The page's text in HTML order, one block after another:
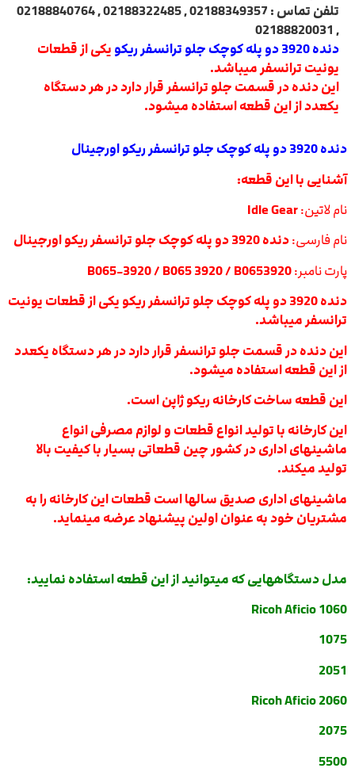
تلفن تماس : 02188349357 , 02188322485 , 02188840764
, 02188820031
دنده 3920 دو پله کوچک جلو ترانسفر ریکو
یکی از قطعات
یونیت ترانسفر میباشد.
این دنده در قسمت جلو ترانسفر قرار دارد در هر دستگاه
یکعدد از این قطعه استفاده میشود.
دنده 3920 دو پله کوچک جلو ترانسفر ریکو اورجینال
آشنایی با این قطعه:
نام لاتین:Idle Gear
نام فارسی:دنده 3920 دو پله کوچک جلو ترانسفر ریکو اورجینال
پارت نامبر:
دنده 3920 دو پله کوچک جلو ترانسفر ریکو یکی از قطعات یونیت
ترانسفر میباشد.
این دنده در قسمت جلو ترانسفر قرار دارد در هر دستگاه یکعدد
از این قطعه استفاده میشود.
این قطعه ساخت کارخانه ریکو ژاپن است.
این کارخانه با تولید انواع قطعات و لوازم مصرفی انواع
ماشینهای اداری در کشور چین قطعاتی بسیار با کیفیت بالا
تولید میکند.
ماشینهای اداری صدیق سالها است قطعات این کارخانه را به
مشتریان خود به عنوان اولین پیشنهاد عرضه مینماید.
مدل دستگاههایی که میتوانید از این قطعه استفاده نمایید:
Ricoh Aficio 1060
1075
2051
Ricoh Aficio 2060
2075
5500